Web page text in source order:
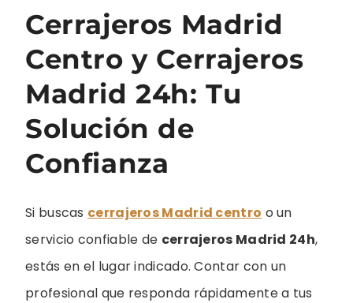
Cerrajeros Madrid
Centro y Cerrajeros
Madrid 24h: Tu
Solución de
Confianza
Si buscas cerrajeros Madrid centro o un
servicio confiable de cerrajeros Madrid 24h,
estás en el lugar indicado. Contar con un
profesional que responda rápidamente a tus